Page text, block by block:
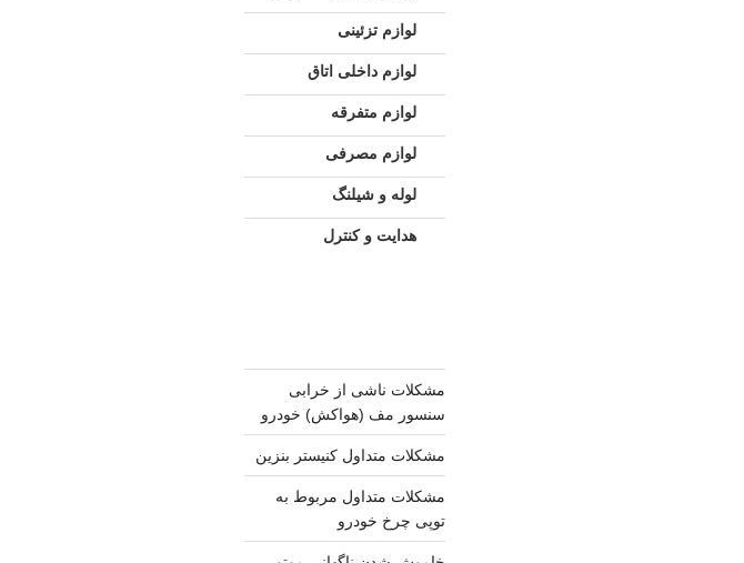
لوازم تزئینی
لوازم داخلی اتاق
لوازم متفرقه
لوازم مصرفی
لوله و شیلنگ
هدایت و کنترل
مشکلات ناشی از خرابی
سنسور مف (هواکش) خودرو
مشکلات متداول کنیستر بنزین
مشکلات متداول مربوط به
توپی چرخ خودرو